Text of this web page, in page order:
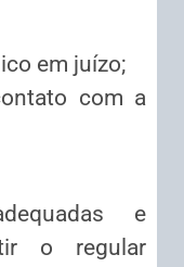
em juízo;
com a
e
o regular